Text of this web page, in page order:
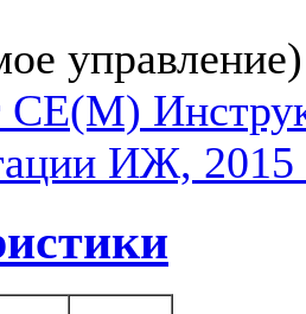
управление)
СЕ(М)
ИЖ, 2015